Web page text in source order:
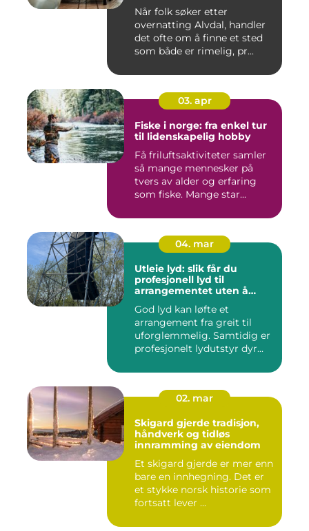
Når folk søker etter
overnatting Alvdal, handler
det ofte om å finne et sted
som både er rimelig, pr...
03. apr
Fiske i norge: fra enkel tur
til lidenskapelig hobby
Få friluftsaktiviteter samler
så mange mennesker på
tvers av alder og erfaring
som fiske. Mange star...
04. mar
Utleie lyd: slik får du
profesjonell lyd til
arrangementet uten å
God lyd kan løfte et
arrangement fra greit til
uforglemmelig. Samtidig er
profesjonelt lydutstyr dyr...
02. mar
Skigard gjerde tradisjon,
håndverk og tidløs
innramming av eiendom
Et skigard gjerde er mer enn
bare en innhegning. Det er
et stykke norsk historie som
fortsatt lever ...